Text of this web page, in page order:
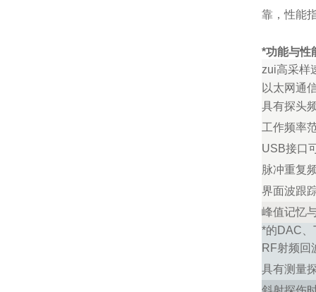
靠，性能
*功能与性
zui高采样
以太网通
具有探头
工作频率
USB接口
脉冲重复
界面波跟
峰值记忆
*的DAC、
RF射频回
具有测量